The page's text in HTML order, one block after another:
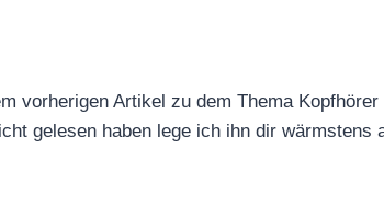
vorherigen Artikel zu dem Thema Kopfhörer
gelesen haben lege ich ihn dir wärmstens